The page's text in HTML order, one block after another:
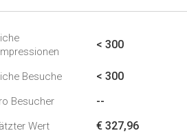
< 300
Besuche < 300
Besucher --
Wert € 327,96